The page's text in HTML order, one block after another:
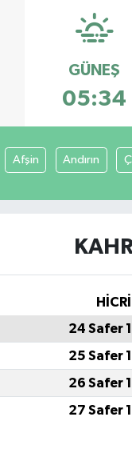
GÜNEŞ
05:34
Afşin Andırın
HİCRİ
24 Safer
25 Safer
26 Safer
27 Safer